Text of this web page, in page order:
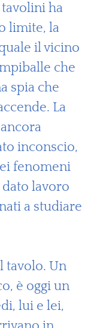
ha
limite, la
il vicino
che
spia che
La
inconscio,
fenomeni
lavoro
a studiare
tavolo. Un
è oggi un
lui e lei,